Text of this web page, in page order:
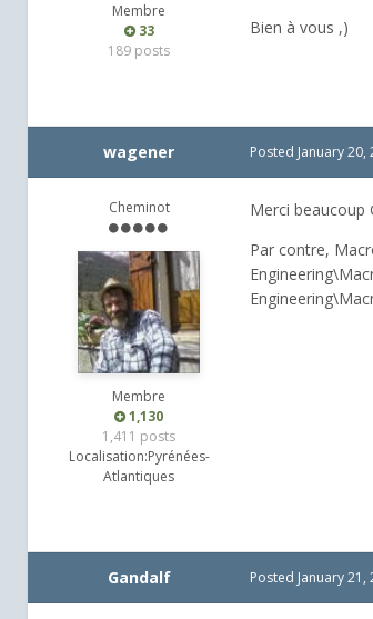
Membre
33
189 posts
Bien à vous ,)
wagener
Cheminot
Membre
1,130
1,411 posts
Localisation:Pyrénées-
Atlantiques
Posted January 20,
Merci beaucoup
Par contre,
Gandalf Posted January 21,